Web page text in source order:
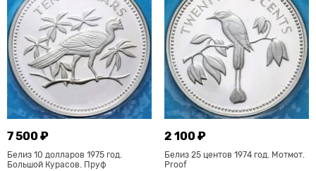
7 500 ₽
Белиз 10 долларов 1975 год.
Большой Курасов. Пруф
2 100 ₽
Белиз 25 центов 1974 год. Мотмот.
Proof